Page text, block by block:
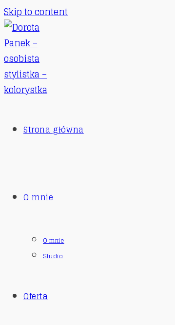
Skip to content
Strona główna
O mnie
O mnie
Studio
Oferta